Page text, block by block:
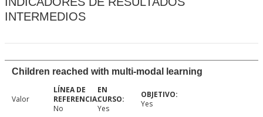
INTERMEDIOS
Children reached with multi-modal learning
Valor
No
Yes Yes